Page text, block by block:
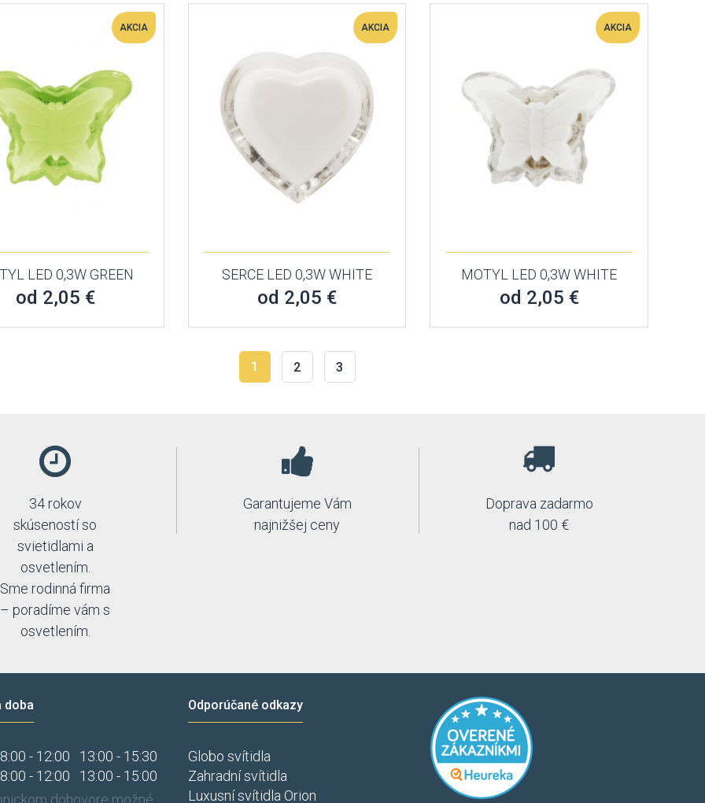
AKCIA
LED 0,3W GREEN
od 2,05 €
AKCIA
SERCE LED 0,3W WHITE
od 2,05 €
AKCIA
MOTYL LED 0,3W WHITE
od 2,05 €
1 2 3
34 rokov
skúseností so
svietidlami a
osvetlením.
Sme rodinná firma
– poradíme vám s
osvetlením.
Garantujeme Vám
najnižšej ceny
Doprava zadarmo
nad 100 €
doba
8:00 - 12:00
13:00 - 15:30
8:00 - 12:00
13:00 - 15:00
dohovore možné
Odporúčané odkazy
Globo svítidla
Zahradní svítidla
Luxusní svítidla Orion